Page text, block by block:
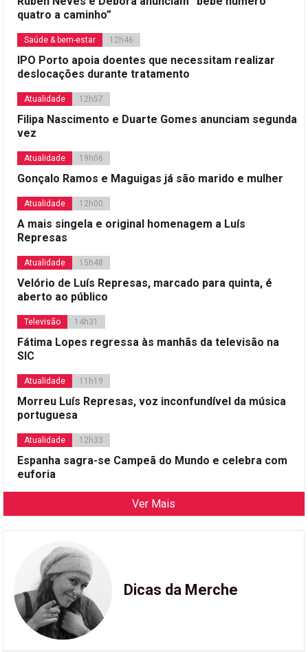
quatro a caminho”
Saúde & bem-estar 12h46
IPO Porto apoia doentes que necessitam realizar
deslocações durante tratamento
Atualidade 12h57
Filipa Nascimento e Duarte Gomes anunciam segunda
vez
Atualidade 19h06
Gonçalo Ramos e Maguigas já são marido e mulher
Atualidade 12h00
A mais singela e original homenagem a Luís
Represas
Atualidade 15h48
Velório de Luís Represas, marcado para quinta, é
aberto ao público
Televisão 14h31
Fátima Lopes regressa às manhãs da televisão na
SIC
Atualidade 11h19
Morreu Luís Represas, voz inconfundível da música
portuguesa
Atualidade 12h33
Espanha sagra-se Campeã do Mundo e celebra com
euforia
Ver Mais
Dicas da Merche